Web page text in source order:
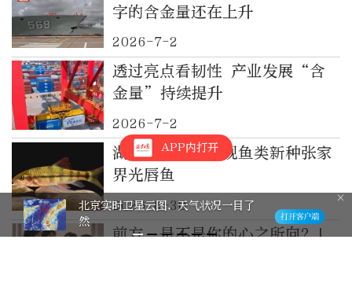
字的含金量还在上升
2026-7-2
透过亮点看韧性 产业发展“含
金量”持续提升
2026-7-2
湖南科研团队发现鱼类新种张家
界光唇鱼
2026-6-30
前方，是不是你的心之所向？|
APP内打开
棋缘！晒出我的“晚报杯” 有奖征集
活动邀您参与